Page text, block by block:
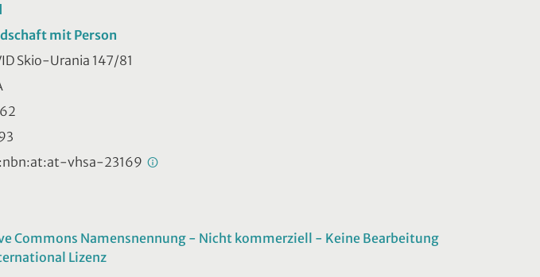
mit Person
Skio-Urania 147/81
vhsa-23169
Commons Namensnennung - Nicht kommerziell - Keine Bearbeitung
Lizenz